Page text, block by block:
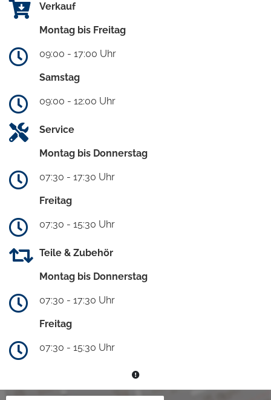
Verkauf
Montag bis Freitag
09:00 - 17:00 Uhr
Samstag
09:00 - 12:00 Uhr
Service
Montag bis Donnerstag
07:30 - 17:30 Uhr
Freitag
07:30 - 15:30 Uhr
Teile & Zubehör
Montag bis Donnerstag
07:30 - 17:30 Uhr
Freitag
07:30 - 15:30 Uhr